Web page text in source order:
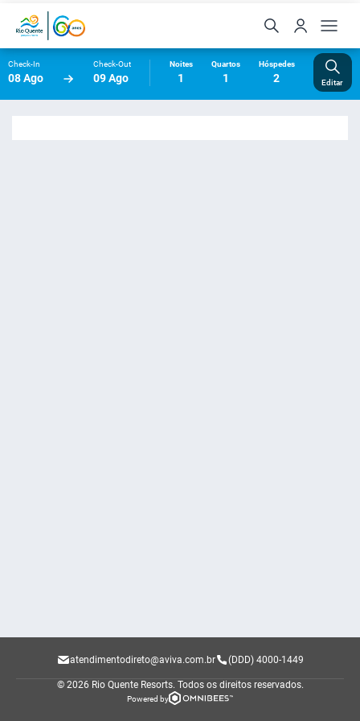
Check-In
08 Ago
Check-Out
09 Ago
Noites
1
Quartos
1
Hóspedes
2 Editar
atendimentodireto@aviva.com.br (DDD) 4000-1449
© 2026 Rio Quente Resorts. Todos os direitos reservados.
Powered by